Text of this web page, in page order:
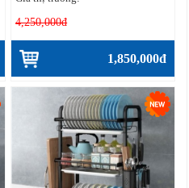
4,250,000đ
1,850,000đ